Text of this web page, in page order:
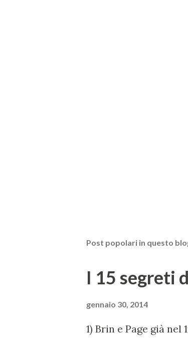
Post popolari in questo
I 15 segreti
gennaio 30, 2014
1) Brin e Page già